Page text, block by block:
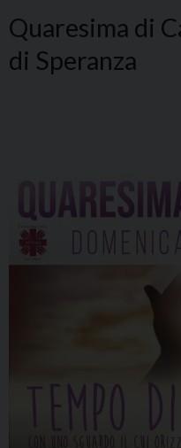
Quaresima di
di Speranza